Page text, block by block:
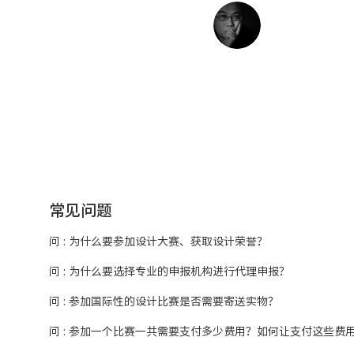
常见问题
问 : 为什么要参加设计大赛、获取设计荣誉？
问 : 为什么要选择专业的申报机构进行代理申报？
问 : 参加国际性的设计比赛是否需要寄送实物？
问 : 参加一个比赛一共需要支付多少费用？如何让支付这些费